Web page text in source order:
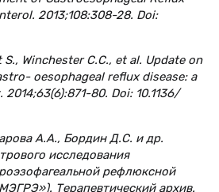
2013;108:308-28. Doi:
Winchester C.C., et al. Update on
oesophageal reflux disease: a
80. Doi: 10.1136/
А.А., Бордин Д.С. и др.
исследования
рефлюксной
Терапевтический архив.